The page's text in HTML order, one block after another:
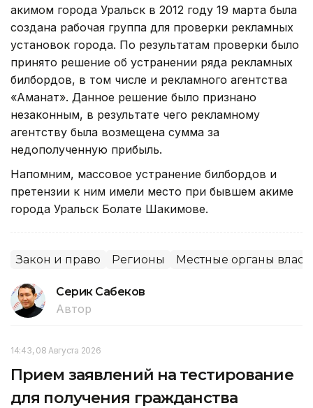
акимом города Уральск в 2012 году 19 марта была
создана рабочая группа для проверки рекламных
установок города. По результатам проверки было
принято решение об устранении ряда рекламных
билбордов, в том числе и рекламного агентства
«Аманат». Данное решение было признано
незаконным, в результате чего рекламному
агентству была возмещена сумма за
недополученную прибыль.
Напомним, массовое устранение билбордов и
претензии к ним имели место при бывшем акиме
города Уральск Болате Шакимове.
Закон и право Регионы Местные органы
Серик Сабеков
Автор
14:43, 08 Августа 2026
Прием заявлений на тестирование
для получения гражданства